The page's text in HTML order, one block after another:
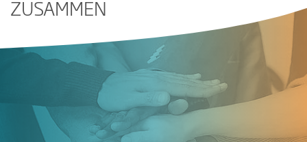
ZUSAMMEN